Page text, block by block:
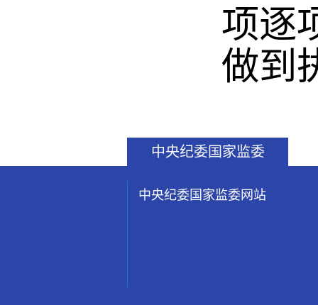
项逐
做到
中央纪委国家监委
中央纪委国家监委网站